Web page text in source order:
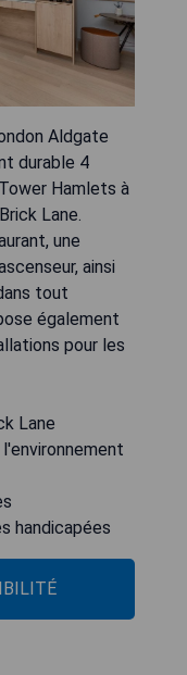
Aldgate
durable 4
Hamlets à
Lane.
une
ainsi
tout
également
pour les
Lane
handicapées